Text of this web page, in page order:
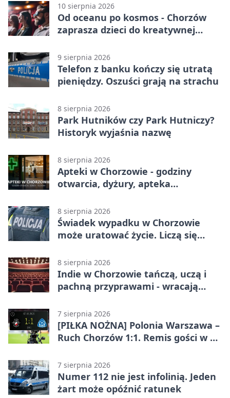
10 sierpnia 2026
Od oceanu po kosmos - Chorzów
zaprasza dzieci do kreatywnej
9 sierpnia 2026
Telefon z banku kończy się utratą
pieniędzy. Oszuści grają na strachu
8 sierpnia 2026
Park Hutników czy Park Hutniczy?
Historyk wyjaśnia nazwę
8 sierpnia 2026
Apteki w Chorzowie - godziny
otwarcia, dyżury, apteka
8 sierpnia 2026
Świadek wypadku w Chorzowie
może uratować życie. Liczą się
8 sierpnia 2026
Indie w Chorzowie tańczą, uczą i
pachną przyprawami - wracają
7 sierpnia 2026
[PIŁKA NOŻNA] Polonia Warszawa –
Ruch Chorzów 1:1. Remis gości w 3.
7 sierpnia 2026
Numer 112 nie jest infolinią. Jeden
żart może opóźnić ratunek